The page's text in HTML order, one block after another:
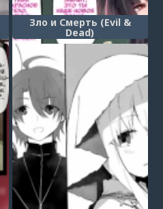
Зло и Смерть (Evil &
Dead)